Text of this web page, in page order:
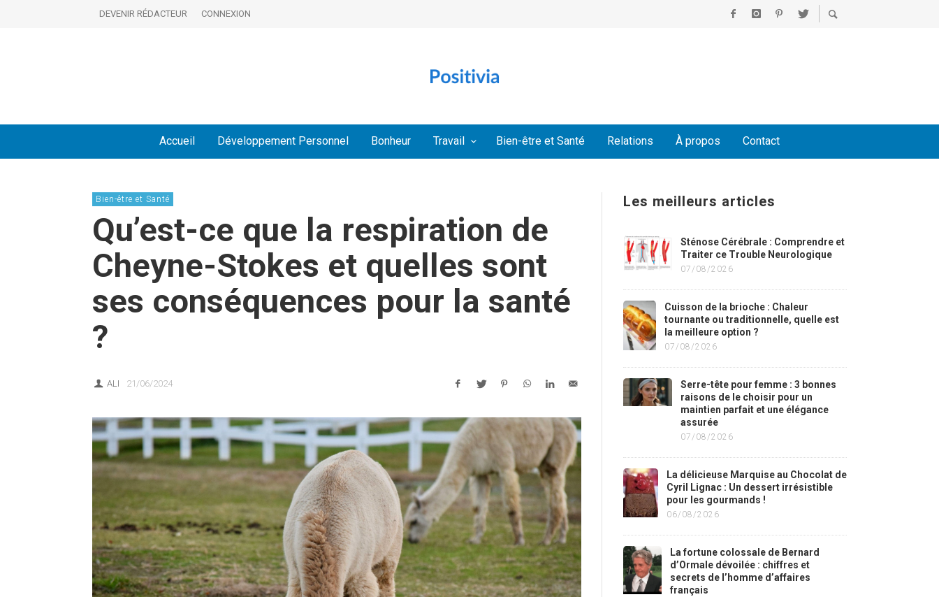
DEVENIR RÉDACTEUR CONNEXION
Accueil Développement Personnel Bonheur Travail Bien-être et Santé Relations À propos Contact
Bien-être et Santé
Qu’est-ce que la respiration de
Cheyne-Stokes et quelles sont
ses conséquences pour la santé
?
ALI 21/06/2024
Les meilleurs articles
Sténose Cérébrale : Comprendre et
Traiter ce Trouble Neurologique
07/08/2026
Cuisson de la brioche : Chaleur
tournante ou traditionnelle, quelle est
la meilleure option ?
07/08/2026
Serre-tête pour femme : 3 bonnes
raisons de le choisir pour un
maintien parfait et une élégance
assurée
07/08/2026
La délicieuse Marquise au Chocolat de
Cyril Lignac : Un dessert irrésistible
pour les gourmands !
06/08/2026
La fortune colossale de Bernard
d’Ormale dévoilée : chiffres et
secrets de l’homme d’affaires
français